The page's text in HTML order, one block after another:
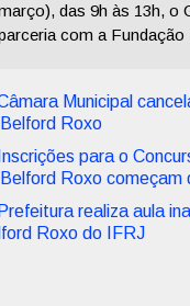
das 9h às 13h, o
com a
Municipal
Roxo
Inscrições para o
Roxo começam
Prefeitura realiza aula
Roxo do IFRJ